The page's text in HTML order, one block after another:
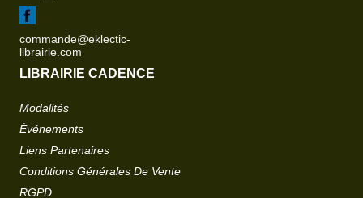
commande@eklectic-
librairie.com
LIBRAIRIE CADENCE
Modalités
Événements
Liens Partenaires
Conditions Générales De Vente
RGPD